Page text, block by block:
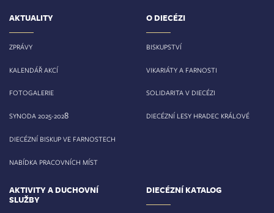
AKTUALITY
ZPRÁVY
KALENDÁŘ AKCÍ
FOTOGALERIE
SYNODA 2025-2028
DIECÉZNÍ BISKUP VE FARNOSTECH
NABÍDKA PRACOVNÍCH MÍST
O DIECÉZI
BISKUPSTVÍ
VIKARIÁTY A FARNOSTI
SOLIDARITA V DIECÉZI
DIECÉZNÍ LESY HRADEC KRÁLOVÉ
AKTIVITY A DUCHOVNÍ
SLUŽBY
DIECÉZNÍ KATALOG